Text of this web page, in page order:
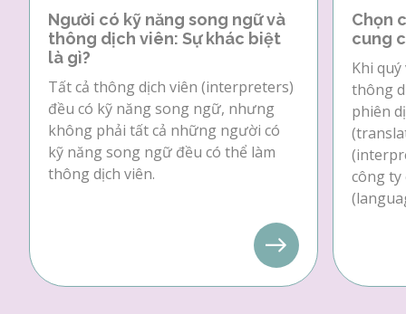
Người có kỹ năng song ngữ và
thông dịch viên: Sự khác biệt
là gì?
Tất cả thông dịch viên (interpreters)
đều có kỹ năng song ngữ, nhưng
không phải tất cả những người có
kỹ năng song ngữ đều có thể làm
thông dịch viên.
Chọn
cung
Khi
thông
phiên
công ty